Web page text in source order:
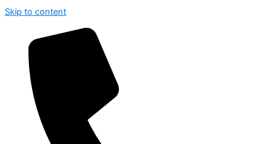
Skip to content